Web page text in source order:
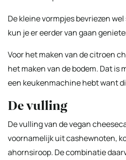
De kleine vormpjes bevriezen
kun je er eerder van gaan
Voor het maken van de citroen
het maken van de bodem. Dat is
een keukenmachine hebt want
De vulling
De vulling van de vegan
voornamelijk uit cashewnoten,
ahornsiroop. De combinatie